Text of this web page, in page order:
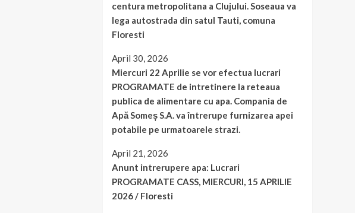
centura metropolitana a Clujului. Soseaua va
lega autostrada din satul Tauti, comuna
Floresti
April 30, 2026
Miercuri 22 Aprilie se vor efectua lucrari
PROGRAMATE de intretinere la reteaua
publica de alimentare cu apa. Compania de
Apă Someș S.A. va întrerupe furnizarea apei
potabile pe urmatoarele strazi.
April 21, 2026
Anunt intrerupere apa: Lucrari
PROGRAMATE CASS, MIERCURI, 15 APRILIE
2026 / Floresti